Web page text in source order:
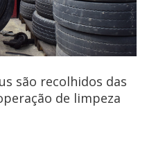
são recolhidos das
de limpeza